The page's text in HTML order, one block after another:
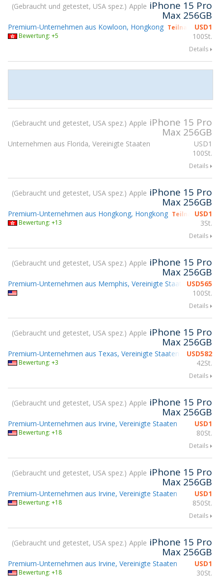
Gebraucht und getestet, USA spez. Apple iPhone 15 Pro
Max 256GB
USD1
100St.
Premium-Unternehmen aus Kowloon, Hongkong Teilnahme
Bewertung: +5
Details
Gebraucht und getestet, USA spez. Apple iPhone 15 Pro
Max 256GB
USD1
100St.
Unternehmen aus Florida, Vereinigte Staaten
Details
Gebraucht und getestet, USA spez. Apple iPhone 15 Pro
Max 256GB
USD1
3St.
Premium-Unternehmen aus Hongkong, Hongkong Teilnahme
Bewertung: +13
Details
Gebraucht und getestet, USA spez. Apple iPhone 15 Pro
Max 256GB
USD565
100St.
Premium-Unternehmen aus Memphis, Vereinigte Staaten
Details
Gebraucht und getestet, USA spez. Apple iPhone 15 Pro
Max 256GB
USD582
42St.
Premium-Unternehmen aus Texas, Vereinigte Staaten
Bewertung: +3
Details
Gebraucht und getestet, USA spez. Apple iPhone 15 Pro
Max 256GB
USD1
80St.
Premium-Unternehmen aus Irvine, Vereinigte Staaten
Bewertung: +18
Details
Gebraucht und getestet, USA spez. Apple iPhone 15 Pro
Max 256GB
USD1
850St.
Premium-Unternehmen aus Irvine, Vereinigte Staaten
Bewertung: +18
Details
Gebraucht und getestet, USA spez. Apple iPhone 15 Pro
Max 256GB
USD1
30St.
Premium-Unternehmen aus Irvine, Vereinigte Staaten
Bewertung: +18